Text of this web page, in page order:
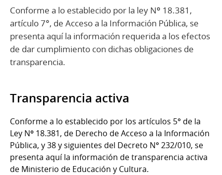
Conforme a lo establecido por la ley Nº 18.381,
artículo 7°, de Acceso a la Información Pública, se
presenta aquí la información requerida a los efectos
de dar cumplimiento con dichas obligaciones de
transparencia.
Transparencia activa
Conforme a lo establecido por los artículos 5° de la
Ley Nº 18.381, de Derecho de Acceso a la Información
Pública, y 38 y siguientes del Decreto N° 232/010, se
presenta aquí la información de transparencia activa
de Ministerio de Educación y Cultura.